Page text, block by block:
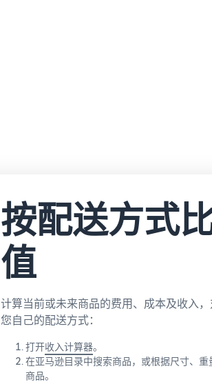
按配送方式
值
计算当前或未来商品的费用、成本及收入，
您自己的配送方式：
打开收入计算器。
在亚马逊目录中搜索商品，或根据尺寸、
商品。